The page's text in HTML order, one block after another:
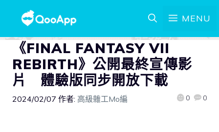
MENU
《FINAL FANTASY VII
REBIRTH》公開最終宣傳影
片 體驗版同步開放下載
2024/02/07 作者: 高級雜工Mo編 0 0